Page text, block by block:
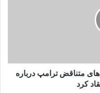
متناقض ترامپ درباره
کرد